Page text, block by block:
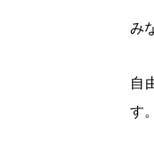
み
自
す。